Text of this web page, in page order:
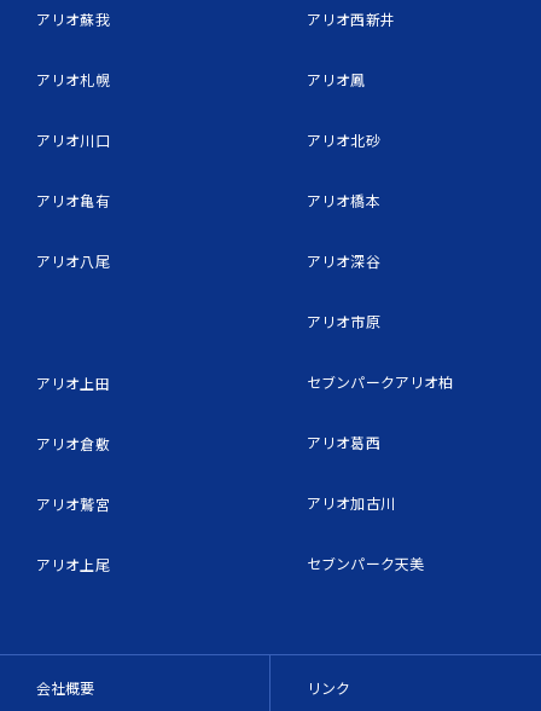
アリオ蘇我
アリオ札幌
アリオ川口
アリオ亀有
アリオ八尾
アリオ上田
アリオ倉敷
アリオ鷲宮
アリオ上尾
アリオ西新井
アリオ鳳
アリオ北砂
アリオ橋本
アリオ深谷
アリオ市原
セブンパークアリオ柏
アリオ葛西
アリオ加古川
セブンパーク天美
会社概要 リンク